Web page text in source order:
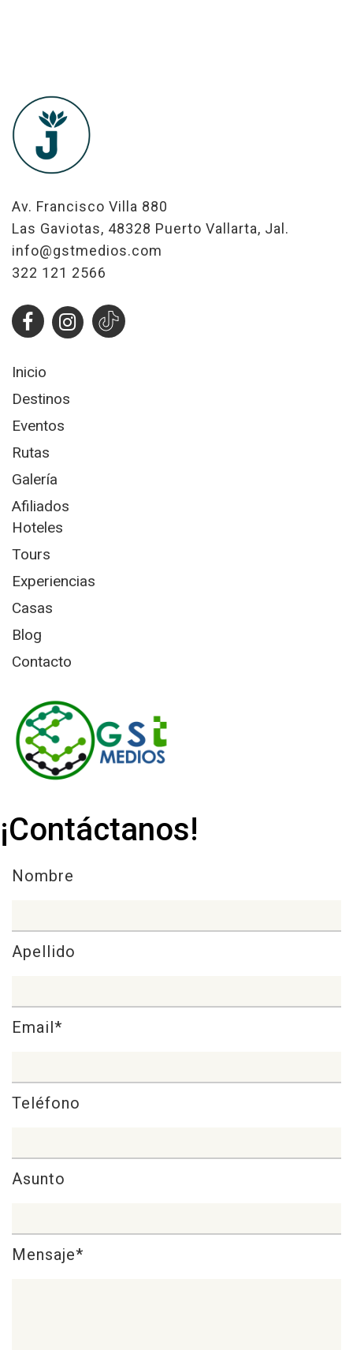
Av. Francisco Villa 880
Las Gaviotas, 48328 Puerto Vallarta, Jal.
info@gstmedios.com
322 121 2566
Inicio
Destinos
Eventos
Rutas
Galería
Afiliados
Hoteles
Tours
Experiencias
Casas
Blog
Contacto
¡Contáctanos!
Nombre
Apellido
Email*
Teléfono
Asunto
Mensaje*